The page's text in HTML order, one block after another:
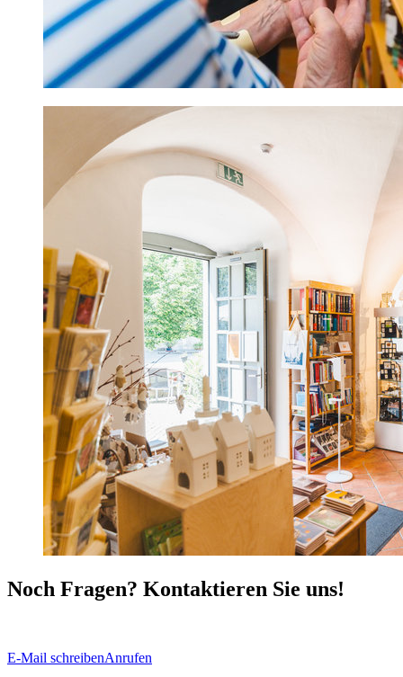
Noch Fragen? Kontaktieren Sie uns!
E-Mail schreibenAnrufen